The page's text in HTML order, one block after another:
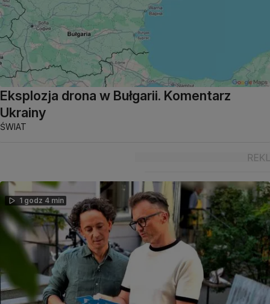
Eksplozja drona w Bułgarii. Komentarz
Ukrainy
ŚWIAT
1 godz 4 min